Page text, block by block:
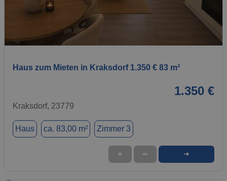
1 / 1
Haus zum Mieten in Kraksdorf 1.350 € 83 m²
1.350 €
Kraksdorf, 23779
Haus ca. 83,00 m² Zimmer 3
★ ➦ ➜